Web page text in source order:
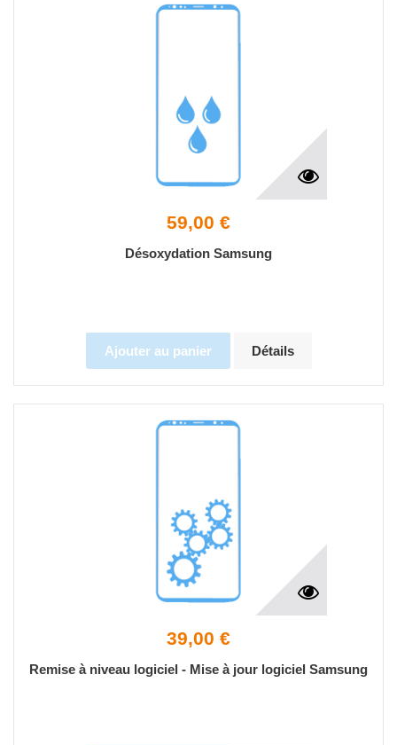
59,00 €
Désoxydation Samsung
Ajouter au panier Détails
39,00 €
Remise à niveau logiciel - Mise à jour logiciel Samsung